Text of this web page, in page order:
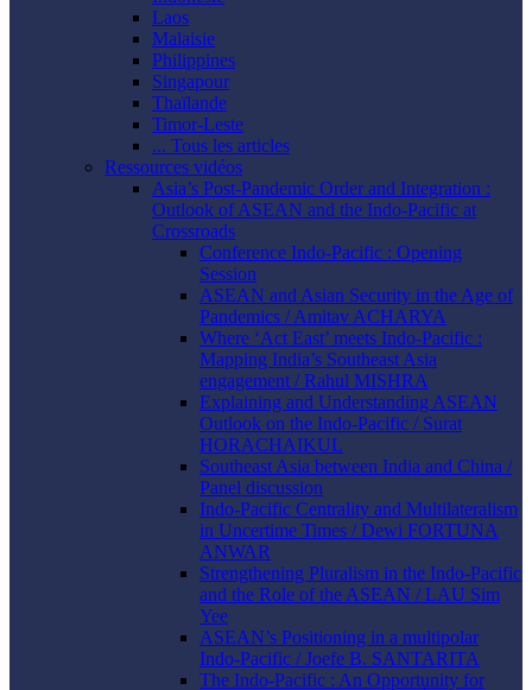
Laos
Malaisie
Philippines
Singapour
Thaïlande
Timor-Leste
... Tous les articles
Ressources vidéos
Asia’s Post-Pandemic Order and Integration :
Outlook of ASEAN and the Indo-Pacific at
Crossroads
Conference Indo-Pacific : Opening
Session
ASEAN and Asian Security in the Age of
Pandemics / Amitav ACHARYA
Where ‘Act East’ meets Indo-Pacific :
Mapping India’s Southeast Asia
engagement / Rahul MISHRA
Explaining and Understanding ASEAN
Outlook on the Indo-Pacific / Surat
HORACHAIKUL
Southeast Asia between India and China /
Panel discussion
Indo-Pacific Centrality and Multilateralism
in Uncertime Times / Dewi FORTUNA
ANWAR
Strengthening Pluralism in the Indo-Pacific
and the Role of the ASEAN / LAU Sim
Yee
ASEAN’s Positioning in a multipolar
Indo-Pacific / Joefe B. SANTARITA
The Indo-Pacific : An Opportunity for